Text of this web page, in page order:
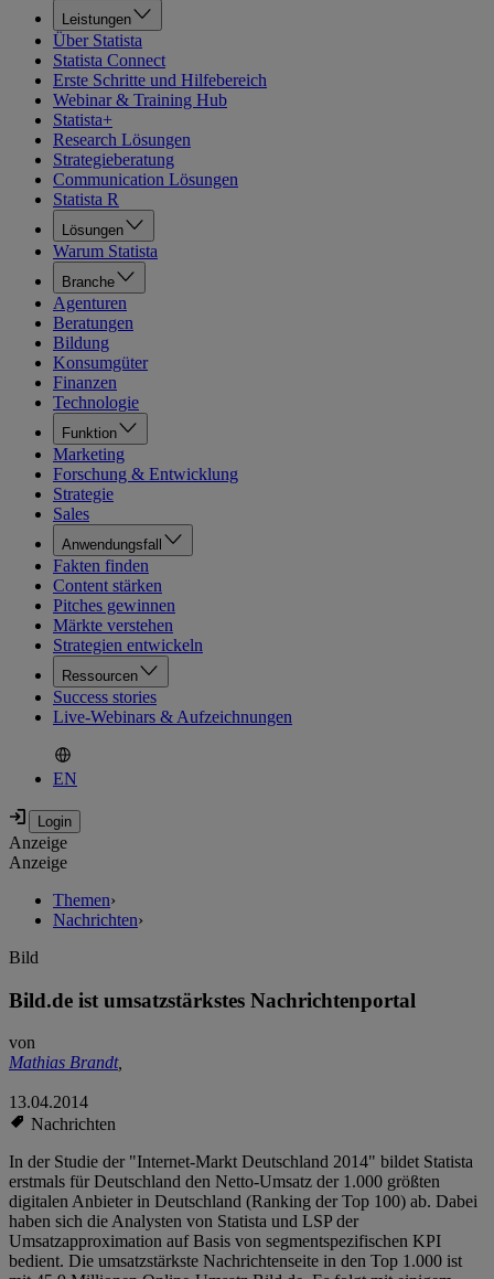
Leistungen
Über Statista
Statista Connect
Erste Schritte und Hilfebereich
Webinar & Training Hub
Statista+
Research Lösungen
Strategieberatung
Communication Lösungen
Statista R
Lösungen
Warum Statista
Branche
Agenturen
Beratungen
Bildung
Konsumgüter
Finanzen
Technologie
Funktion
Marketing
Forschung & Entwicklung
Strategie
Sales
Anwendungsfall
Fakten finden
Content stärken
Pitches gewinnen
Märkte verstehen
Strategien entwickeln
Ressourcen
Success stories
Live-Webinars & Aufzeichnungen
EN
Anzeige
Anzeige
Themen›
Nachrichten›
Bild
Bild.de ist umsatzstärkstes Nachrichtenportal
von
Mathias Brandt,
13.04.2014
Nachrichten
In der Studie der "Internet-Markt Deutschland 2014" bildet Statista
erstmals für Deutschland den Netto-Umsatz der 1.000 größten
digitalen Anbieter in Deutschland (Ranking der Top 100) ab. Dabei
haben sich die Analysten von Statista und LSP der
Umsatzapproximation auf Basis von segmentspezifischen KPI
bedient. Die umsatzstärkste Nachrichtenseite in den Top 1.000 ist